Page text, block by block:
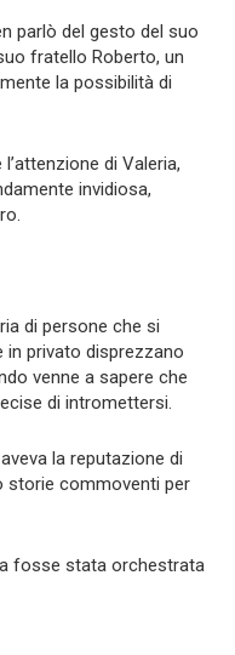
parlò del gesto del suo
fratello Roberto, un
la possibilità di
di Valeria,
invidiosa,
di persone che si
in privato disprezzano
venne a sapere che
di intromettersi.
la reputazione di
storie commoventi per
fosse stata orchestrata